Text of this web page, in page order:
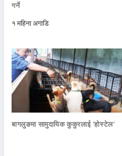
गर्ने
१ महिना अगाडि
बागलुङमा सामुदायिक कुकुरलाई ‘होस्टेल’